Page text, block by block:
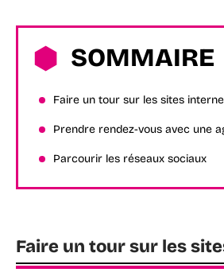
SOMMAIRE
Faire un tour sur les sites
Prendre rendez-vous avec une
Parcourir les réseaux sociaux
Faire un tour sur les